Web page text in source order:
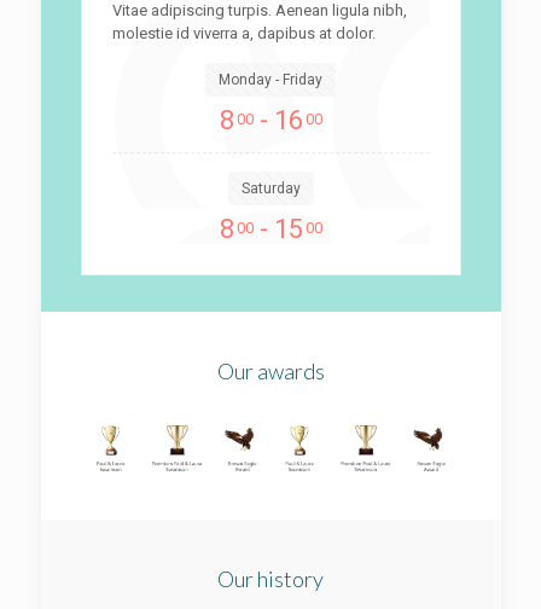
Vitae adipiscing turpis. Aenean ligula nibh,
molestie id viverra a, dapibus at dolor.
Monday - Friday
8 00- 16 00
Saturday
8 00- 15 00
Our awards
Our history